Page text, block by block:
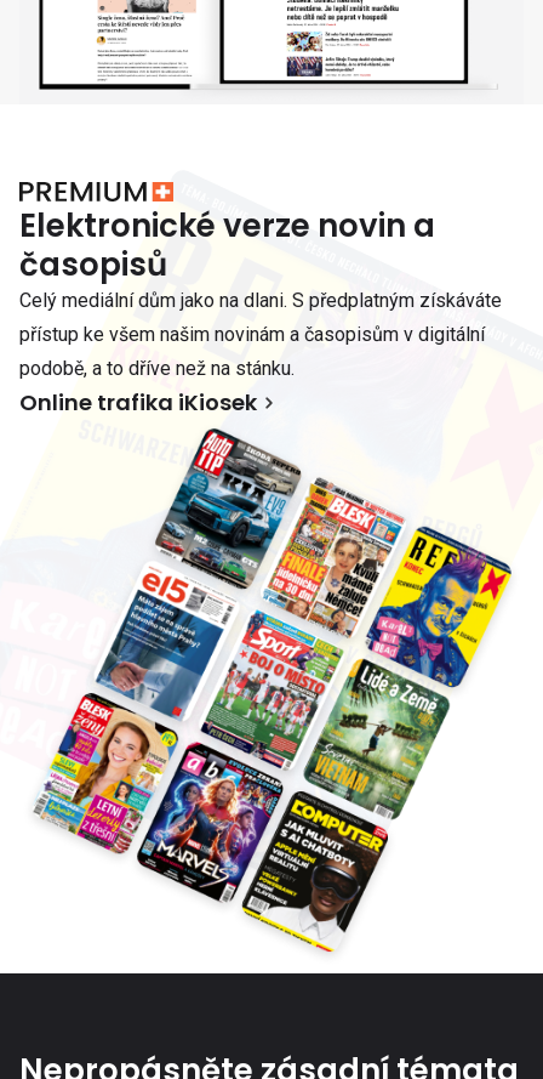
Elektronické verze novin a
časopisů
Celý mediální dům jako na dlani. S předplatným získáváte
přístup ke všem našim novinám a časopisům v digitální
podobě, a to dříve než na stánku.
Online trafika iKiosek